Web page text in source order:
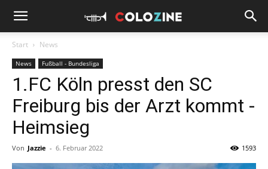
Start News
News Fußball - Bundesliga
1.FC Köln presst den SC
Freiburg bis der Arzt kommt -
Heimsieg
Von Jazzie - 6. Februar 2022 1593